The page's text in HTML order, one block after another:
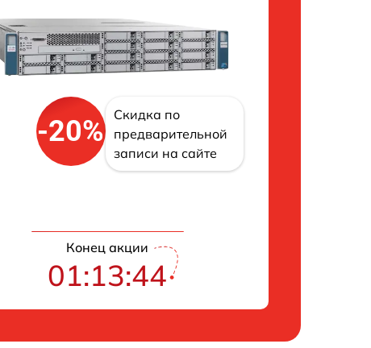
-20%
Скидка по
предварительной
записи на сайте
Конец акции
01:13:43